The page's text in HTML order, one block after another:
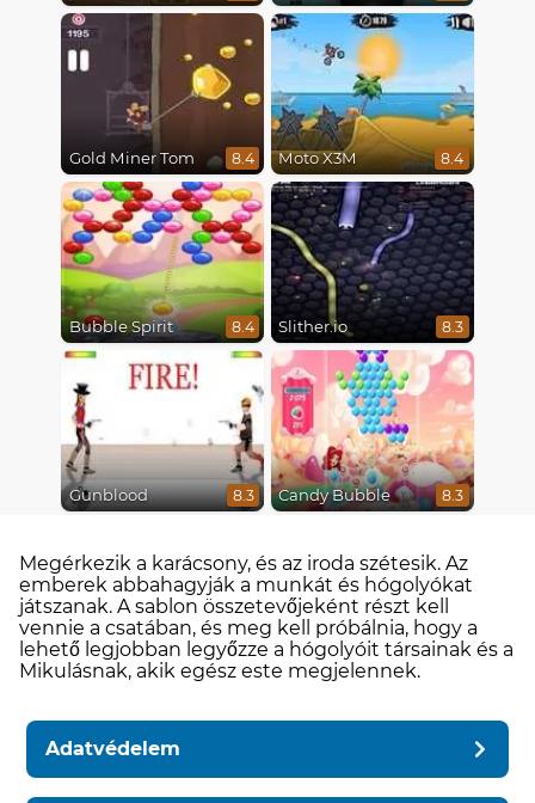
Gold Miner Tom 8.4 Moto X3M 8.4
Bubble Spirit 8.4 Slither.io 8.3
Gunblood 8.3 Candy Bubble 8.3
Megérkezik a karácsony, és az iroda szétesik. Az
emberek abbahagyják a munkát és hógolyókat
játszanak. A sablon összetevőjeként részt kell
vennie a csatában, és meg kell próbálnia, hogy a
lehető legjobban legyőzze a hógolyóit társainak és a
Mikulásnak, akik egész este megjelennek.
Adatvédelem